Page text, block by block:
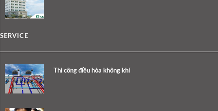
SERVICE
Thi công điều hòa không khí